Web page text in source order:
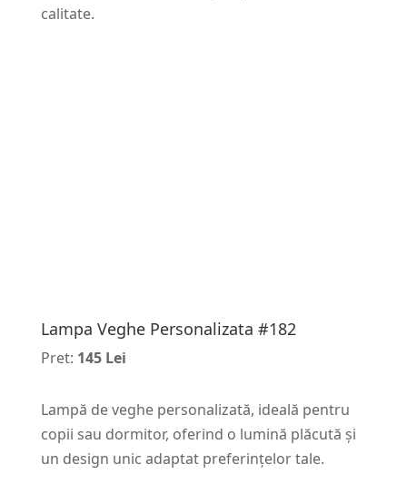
calitate.
Lampa Veghe Personalizata #182
Pret: 145 Lei
Lampă de veghe personalizată, ideală pentru
copii sau dormitor, oferind o lumină plăcută și
un design unic adaptat preferințelor tale.